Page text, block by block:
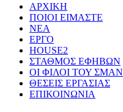
ΑΡΧΙΚΗ
ΠΟΙΟΙ ΕΙΜΑΣΤΕ
ΝΕΑ
ΕΡΓΟ
HOUSE2
ΣΤΑΘΜΟΣ ΕΦΗΒΩΝ
ΟΙ ΦΙΛΟΙ ΤΟΥ ΣΜΑΝ
ΘΕΣΕΙΣ ΕΡΓΑΣΙΑΣ
ΕΠΙΚΟΙΝΩΝΙΑ